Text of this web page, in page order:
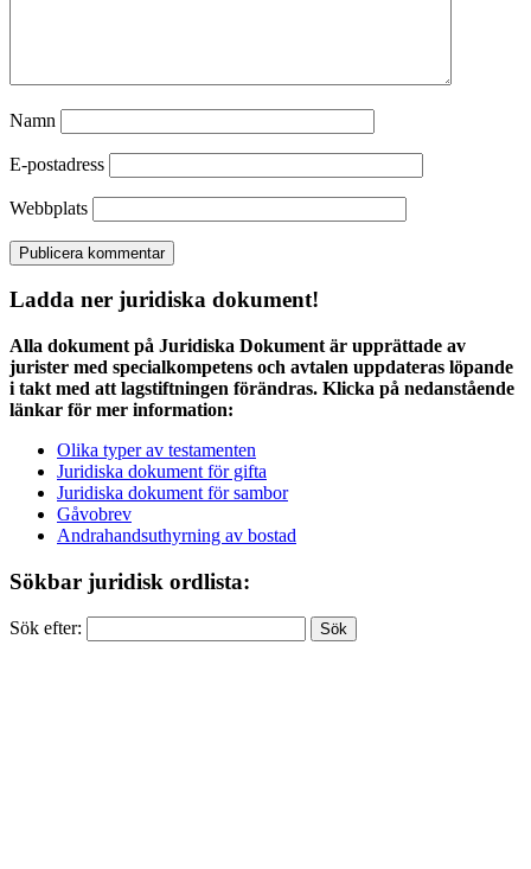
Namn
E-postadress
Webbplats
Ladda ner juridiska dokument!
Alla dokument på Juridiska Dokument är upprättade av
jurister med specialkompetens och avtalen uppdateras löpande
i takt med att lagstiftningen förändras. Klicka på nedanstående
länkar för mer information:
Olika typer av testamenten
Juridiska dokument för gifta
Juridiska dokument för sambor
Gåvobrev
Andrahandsuthyrning av bostad
Sökbar juridisk ordlista:
Sök efter: